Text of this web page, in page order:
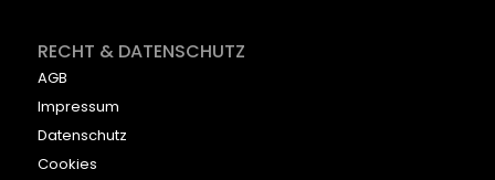
RECHT & DATENSCHUTZ
AGB
Impressum
Datenschutz
Cookies